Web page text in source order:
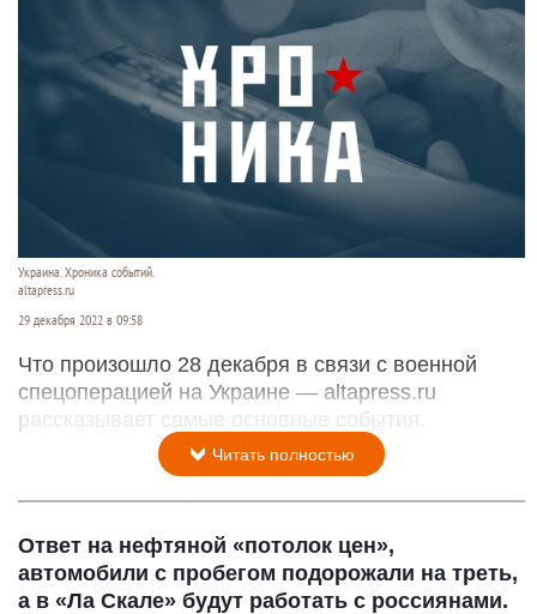
Украина. Хроника событий.
altapress.ru
29 декабря 2022 в 09:58
Что произошло 28 декабря в связи с военной
спецоперацией на Украине — altapress.ru
рассказывает самые основные события.
Читать полностью
Ответ на нефтяной «потолок цен»,
автомобили с пробегом подорожали на треть,
а в «Ла Скале» будут работать с россиянами.